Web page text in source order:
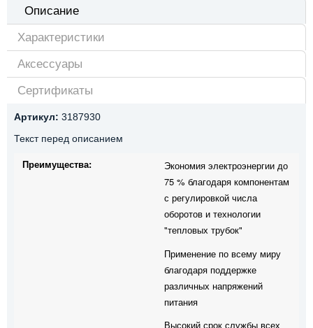
Описание
Характеристики
Аксессуары
Сертификаты
Артикул: 3187930
Текст перед описанием
Преимущества:
Экономия электроэнергии до
75 % благодаря компонентам
с регулировкой числа
оборотов и технологии
"тепловых трубок"
Применение по всему миру
благодаря поддержке
различных напряжений
питания
Высокий срок службы всех